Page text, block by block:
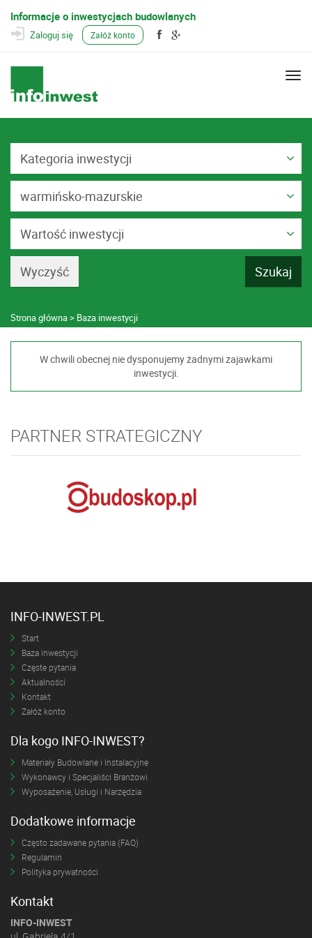
Informacje o inwestycjach budowlanych
Zaloguj się Załóż konto
Kategoria inwestycji
warmińsko-mazurskie
Wartość inwestycji
Strona główna Baza inwestycji
W chwili obecnej nie dysponujemy żadnymi zajawkami
inwestycji.
PARTNER STRATEGICZNY
INFO-INWEST.PL
Start
Baza inwestycji
Częste pytania
Aktualności
Kontakt
Załóż konto
Dla kogo INFO-INWEST?
Materiały Budowlane i Instalacyjne
Wykonawcy i Specjaliści Branżowi
Wyposażenie, Usługi i Narzędzia
Dodatkowe informacje
Często zadawane pytania (FAQ)
Regulamin
Polityka prywatności
Kontakt
INFO-INWEST